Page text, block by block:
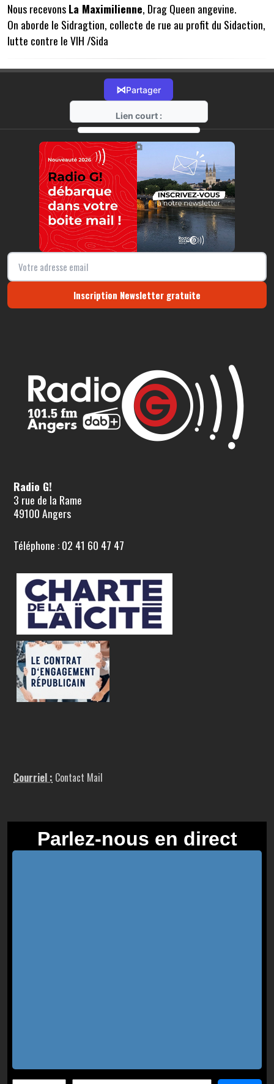
Nous recevonsLa Maximilienne, Drag Queen angevine.
On aborde le Sidragtion, collecte de rue au profit du Sidaction,
lutte contre le VIH /Sida
⋈Partager
Lien court :
https://radio-g.fr?21420
⧉
Inscription Newsletter gratuite
Radio G!
3 rue de la Rame
49100 Angers
Téléphone : 02 41 60 47 47
Courriel : Contact Mail